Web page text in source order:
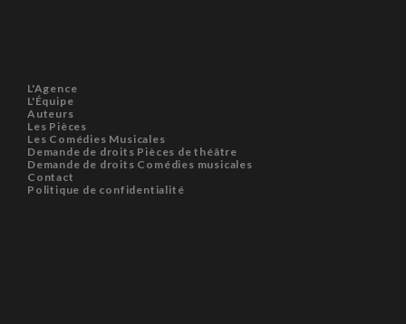
L'Agence
L'Équipe
Auteurs
Les Pièces
Les Comédies Musicales
Demande de droits Pièces de théâtre
Demande de droits Comédies musicales
Contact
Politique de confidentialité